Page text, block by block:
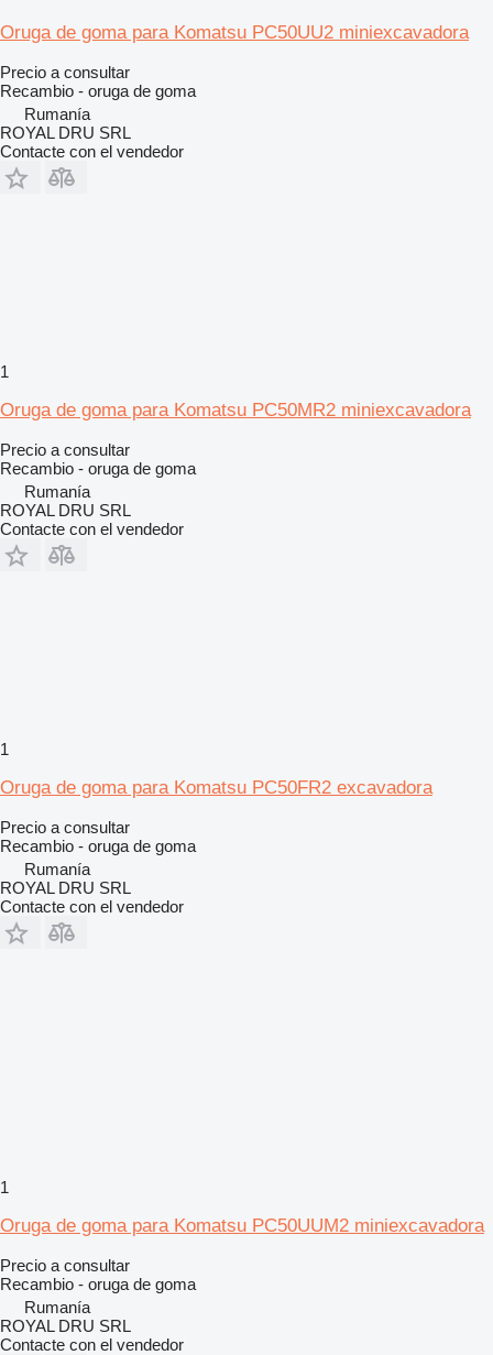
Oruga de goma para Komatsu PC50UU2 miniexcavadora
Precio a consultar
Recambio - oruga de goma
Rumanía
ROYAL DRU SRL
Contacte con el vendedor
1
Oruga de goma para Komatsu PC50MR2 miniexcavadora
Precio a consultar
Recambio - oruga de goma
Rumanía
ROYAL DRU SRL
Contacte con el vendedor
1
Oruga de goma para Komatsu PC50FR2 excavadora
Precio a consultar
Recambio - oruga de goma
Rumanía
ROYAL DRU SRL
Contacte con el vendedor
1
Oruga de goma para Komatsu PC50UUM2 miniexcavadora
Precio a consultar
Recambio - oruga de goma
Rumanía
ROYAL DRU SRL
Contacte con el vendedor